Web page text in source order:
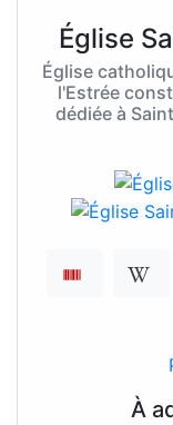
Église
Église
l'Estrée
dédiée à
À